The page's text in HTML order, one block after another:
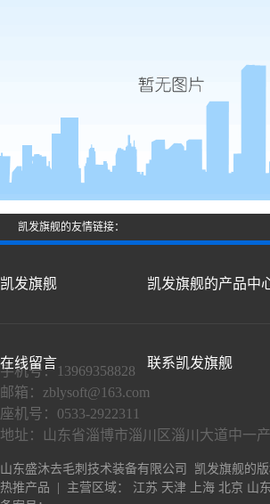
凯发旗舰的友情链接：
凯发旗舰 凯发旗舰的产品中
在线留言 联系凯发旗舰
手机号：13969358828
邮箱： zblysoft@163.com
座机号：0533-2922311
地址：山东省淄博市淄川区淄川大道中一
山东盛沐去毛刺技术装备有限公司 凯发旗舰的
热推产品 | 主营区域： 江苏 天津 上海 北京 山东